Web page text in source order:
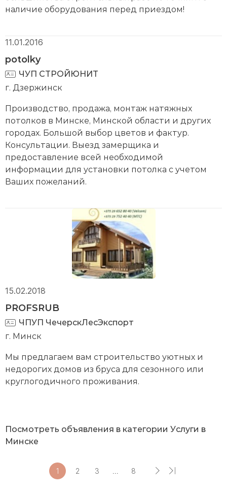
наличие оборудования перед приездом!
11.01.2016
potolky
ЧУП СТРОЙЮНИТ
г. Дзержинск
Производство, продажа, монтаж натяжных
потолков в Минске, Минской области и других
городах. Большой выбор цветов и фактур.
Консультации. Выезд замерщика и
предоставление всей необходимой
информации для установки потолка с учетом
Ваших пожеланий.
15.02.2018
PROFSRUB
ЧПУП ЧечерскЛесЭкспорт
г. Минск
Мы предлагаем вам строительство уютных и
недорогих домов из бруса для сезонного или
круглогодичного проживания.
Посмотреть объявления в категории Услуги в
Минске
1 2 3 ... 8 Следующая